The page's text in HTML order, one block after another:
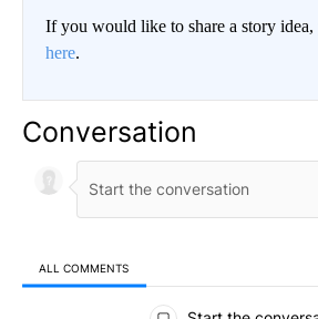
If you would like to share a story idea,
here.
Conversation
ALL COMMENTS
All Comments